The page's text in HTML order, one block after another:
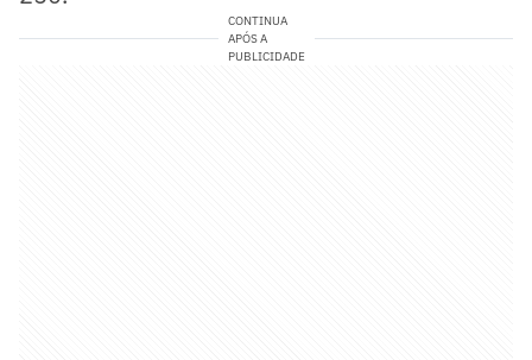
CONTINUA
APÓS A
PUBLICIDADE